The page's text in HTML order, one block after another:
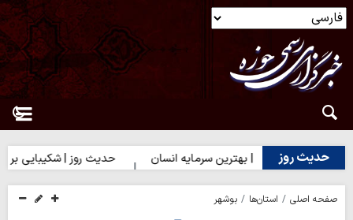
حدیث روز
حدیث روز | بهترین سرمایه انسان حدیث روز | شکیبایی بر تلخی
صفحه اصلی استان‌ها
بوشهر